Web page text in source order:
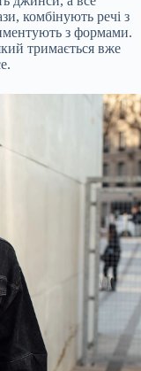
комбінують речі з
з формами.
тримається вже